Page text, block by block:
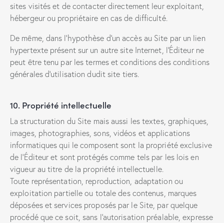
sites visités et de contacter directement leur exploitant,
hébergeur ou propriétaire en cas de difficulté.
De même, dans l’hypothèse d’un accès au Site par un lien
hypertexte présent sur un autre site Internet, l’Éditeur ne
peut être tenu par les termes et conditions des conditions
générales d’utilisation dudit site tiers.
10. Propriété intellectuelle
La structuration du Site mais aussi les textes, graphiques,
images, photographies, sons, vidéos et applications
informatiques qui le composent sont la propriété exclusive
de l’Éditeur et sont protégés comme tels par les lois en
vigueur au titre de la propriété intellectuelle.
Toute représentation, reproduction, adaptation ou
exploitation partielle ou totale des contenus, marques
déposées et services proposés par le Site, par quelque
procédé que ce soit, sans l’autorisation préalable, expresse